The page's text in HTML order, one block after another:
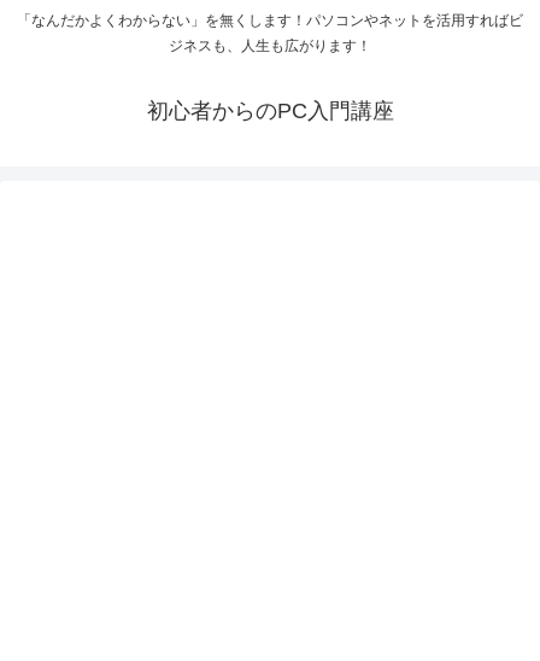
「なんだかよくわからない」を無くします！パソコンやネットを活用すればビ
ジネスも、人生も広がります！
初心者からのPC入門講座